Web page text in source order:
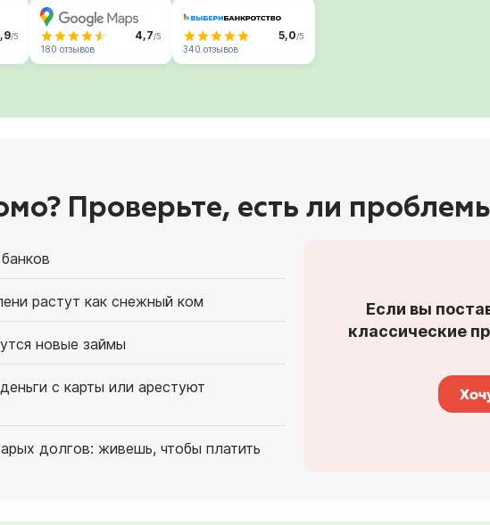
/5 4,7/5
180 отзывов
5,0/5
340 отзывов
Проверьте, есть ли
растут как снежный ком
новые займы
с карты или арестуют
долгов: живешь, чтобы платить
Если вы
классические